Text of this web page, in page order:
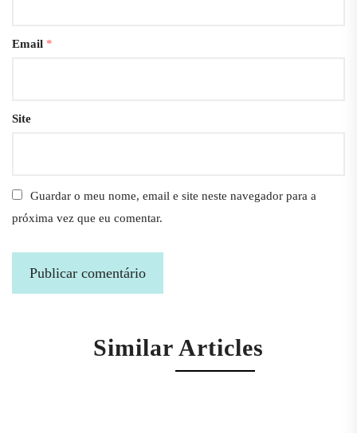
Email *
Site
Guardar o meu nome, email e site neste navegador para a
próxima vez que eu comentar.
Similar Articles